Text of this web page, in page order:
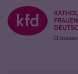
Zum Inhalt